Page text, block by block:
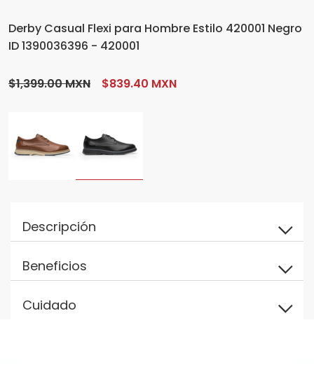
Derby Casual Flexi para Hombre Estilo 420001 Negro
ID 1390036396 - 420001
$1,399.00 MXN $839.40 MXN
Descripción
Beneficios
Cuidado